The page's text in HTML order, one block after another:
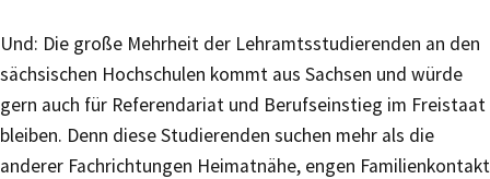
Und: Die große Mehrheit der Lehramtsstudierenden an den
sächsischen Hochschulen kommt aus Sachsen und würde
gern auch für Referendariat und Berufseinstieg im Freistaat
bleiben. Denn diese Studierenden suchen mehr als die
anderer Fachrichtungen Heimatnähe, engen Familienkontakt